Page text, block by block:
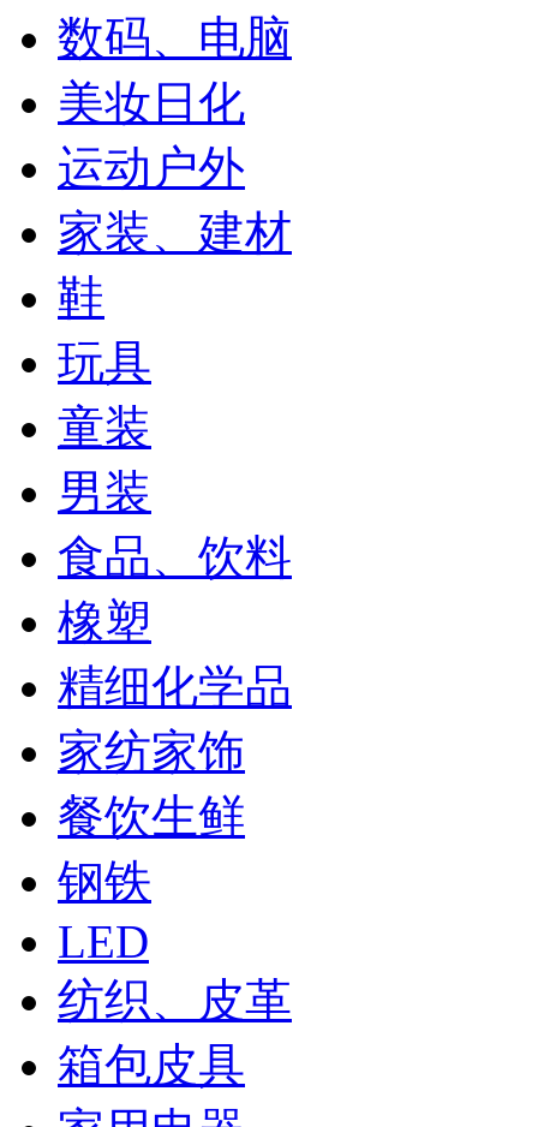
数码、电脑
美妆日化
运动户外
家装、建材
鞋
玩具
童装
男装
食品、饮料
橡塑
精细化学品
家纺家饰
餐饮生鲜
钢铁
LED
纺织、皮革
箱包皮具